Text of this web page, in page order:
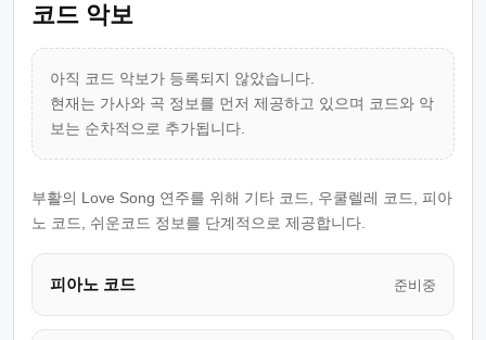
코드 악보
아직 코드 악보가 등록되지 않았습니다.
현재는 가사와 곡 정보를 먼저 제공하고 있으며 코드와 악
보는 순차적으로 추가됩니다.
부활의 Love Song 연주를 위해 기타 코드, 우쿨렐레 코드, 피아
노 코드, 쉬운코드 정보를 단계적으로 제공합니다.
피아노 코드 준비중